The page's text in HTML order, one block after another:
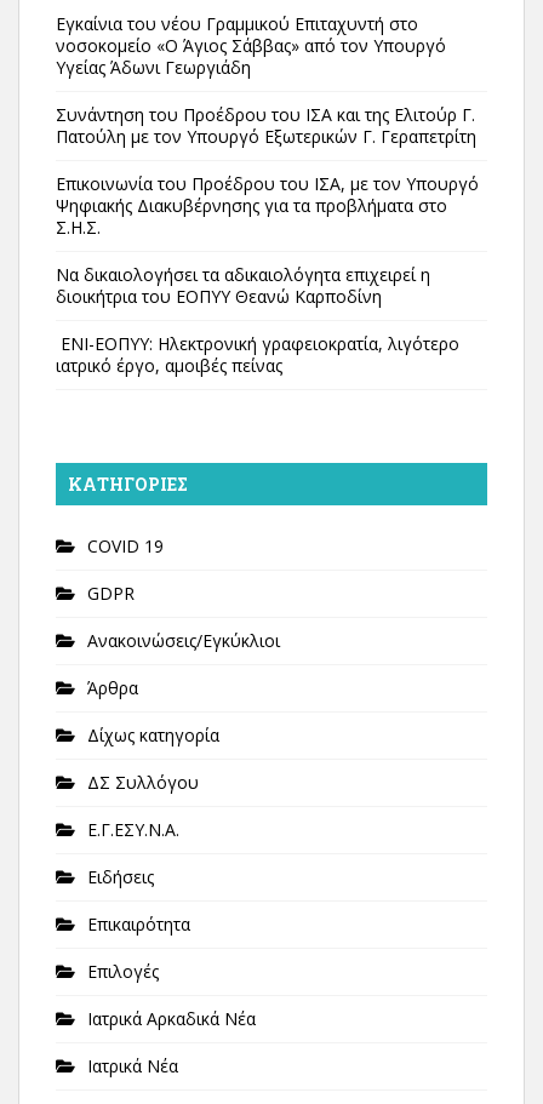
Εγκαίνια του νέου Γραμμικού Επιταχυντή στο
νοσοκομείο «Ο Άγιος Σάββας» από τον Υπουργό
Υγείας Άδωνι Γεωργιάδη
Συνάντηση του Προέδρου του ΙΣΑ και της Ελιτούρ Γ.
Πατούλη με τον Υπουργό Εξωτερικών Γ. Γεραπετρίτη
Επικοινωνία του Προέδρου του ΙΣΑ, με τον Υπουργό
Ψηφιακής Διακυβέρνησης για τα προβλήματα στο
Σ.Η.Σ.
Να δικαιολογήσει τα αδικαιολόγητα επιχειρεί η
διοικήτρια του ΕΟΠΥΥ Θεανώ Καρποδίνη
ΕΝΙ-ΕΟΠΥΥ: Ηλεκτρονική γραφειοκρατία, λιγότερο
ιατρικό έργο, αμοιβές πείνας
KΑΤΗΓΟΡΊΕΣ
COVID 19
GDPR
Ανακοινώσεις/Εγκύκλιοι
Άρθρα
Δίχως κατηγορία
ΔΣ Συλλόγου
Ε.Γ.ΕΣΥ.Ν.Α.
Ειδήσεις
Επικαιρότητα
Επιλογές
Ιατρικά Αρκαδικά Νέα
Ιατρικά Νέα